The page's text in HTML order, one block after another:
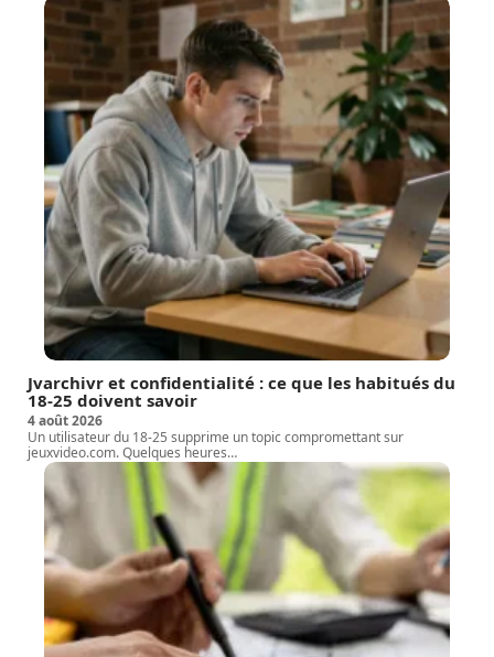
Jvarchivr et confidentialité : ce que les habitués du
18-25 doivent savoir
4 août 2026
Un utilisateur du 18-25 supprime un topic compromettant sur
jeuxvideo.com. Quelques heures…